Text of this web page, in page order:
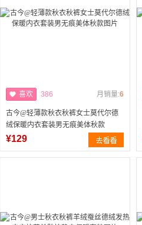
喜欢 386 月销量:6
古今@轻薄款秋衣秋裤女士莫代尔德
绒保暖内衣套装男无痕美体秋款
¥129